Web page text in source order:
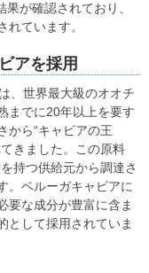
が確認されており、
ています。
アを採用
、世界最大級のオオチ
までに20年以上を要す
から“キャビアの王
きました。この原料
持つ供給元から調達さ
。ベルーガキャビアに
要な成分が豊富に含ま
として採用されていま